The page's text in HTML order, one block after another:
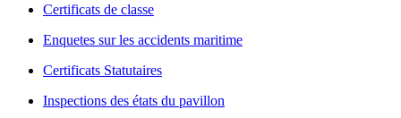
Certificats de classe
Enquetes sur les accidents maritime
Certificats Statutaires
Inspections des états du pavillon